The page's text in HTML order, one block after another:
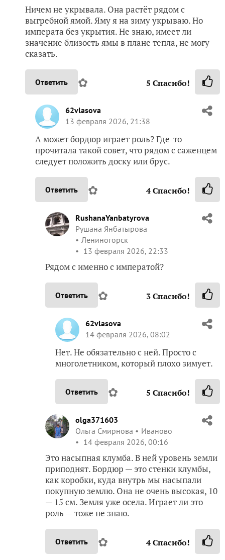
Ничем не укрывала. Она растёт рядом с
выгребной ямой. Яму я на зиму укрываю. Но
императа без укрытия. Не знаю, имеет ли
значение близость ямы в плане тепла, не могу
сказать.
Ответить ✿ 5 Спасибо!
62vlasova
13 февраля 2026, 21:38
А может бордюр играет роль? Где-то
прочитала такой совет, что рядом с саженцем
следует положить доску или брус.
Ответить ✿ 4Спасибо!
RushanaYanbatyrova
Рушана Янбатырова
Лениногорск
13 февраля 2026, 22:33
Рядом с именно с императой?
Ответить ✿ 3Спасибо!
62vlasova
14 февраля 2026, 08:02
Нет. Не обязательно с ней. Просто с
многолетником, который плохо зимует.
Ответить ✿ 5 Спасибо!
olga371603
Ольга Смирнова
Иваново
14 февраля 2026, 00:16
Это насыпная клумба. В ней уровень земли
приподнят. Бордюр — это стенки клумбы,
как коробки, куда внутрь мы насыпали
покупную землю. Она не очень высокая, 10
— 15 см. Земля уже осела. Играет ли это
роль — тоже не знаю.
Ответить ✿ 4Спасибо!